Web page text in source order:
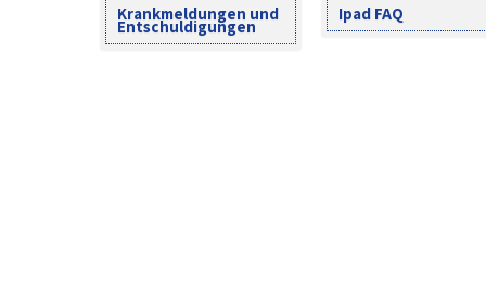
Krankmeldungen und
Entschuldigungen
Ipad FAQ